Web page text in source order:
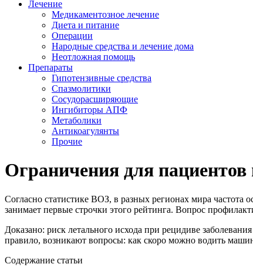
Лечение
Медикаментозное лечение
Диета и питание
Операции
Народные средства и лечение дома
Неотложная помощь
Препараты
Гипотензивные средства
Спазмолитики
Сосудорасширяющие
Ингибиторы АПФ
Метаболики
Антикоагулянты
Прочие
Ограничения для
Согласно статистике ВОЗ, в разных регионах мира частота
занимает первые строчки этого рейтинга. Вопрос
Доказано: риск летального исхода при рецидиве
правило, возникают вопросы: как скоро можно водить
Содержание статьи